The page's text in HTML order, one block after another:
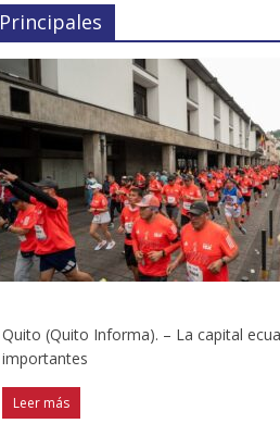
Principales
Quito (Quito Informa). – La capital
importantes
Leer más